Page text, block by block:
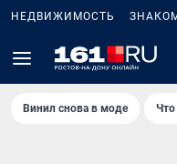
НЕДВИЖИМОСТЬ
Винил снова в моде Что